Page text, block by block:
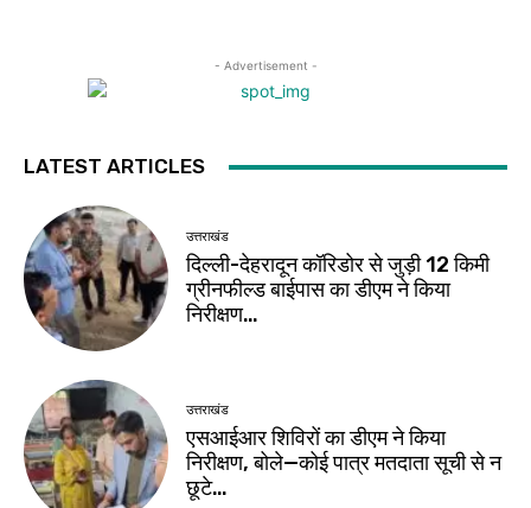
- Advertisement -
LATEST ARTICLES
उत्तराखंड
दिल्ली-देहरादून कॉरिडोर से जुड़ी 12 किमी
ग्रीनफील्ड बाईपास का डीएम ने किया
निरीक्षण…
उत्तराखंड
एसआईआर शिविरों का डीएम ने किया
निरीक्षण, बोले—कोई पात्र मतदाता सूची से न
छूटे…